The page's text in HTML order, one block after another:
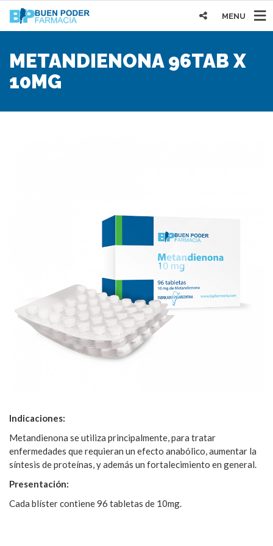
MENU
METANDIENONA 96TAB X
10MG
Indicaciones:
Metandienona se utiliza principalmente, para tratar
enfermedades que requieran un efecto anabólico, aumentar la
síntesis de proteínas, y además un fortalecimiento en general.
Presentación:
Cada blíster contiene 96 tabletas de 10mg.